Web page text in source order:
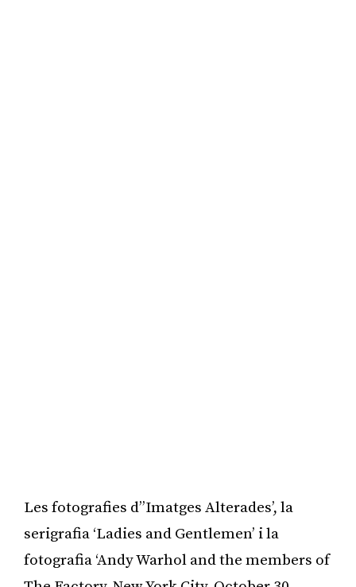
Les fotografies d’’Imatges Alterades’, la
serigrafia ‘Ladies and Gentlemen’ i la
fotografia ‘Andy Warhol and the members of